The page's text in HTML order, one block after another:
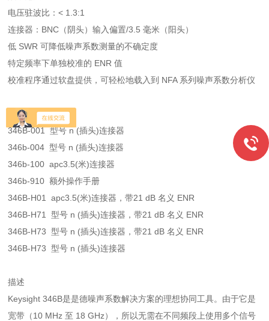
电压驻波比：< 1.3:1
连接器：BNC（阴头）输入偏置/3.5 毫米（阳头）
低 SWR 可降低噪声系数测量的不确定度
特定频率下单独校准的 ENR 值
校准程序通过软盘提供，可轻松地载入到 NFA 系列噪声系数分析仪
选件与附件
346B-001 型号 n (插头)连接器
346b-004 型号 n (插头)连接器
346b-100 apc3.5(米)连接器
346b-910 额外操作手册
346B-H01 apc3.5(米)连接器，带21 dB 名义 ENR
346B-H71 型号 n (插头)连接器，带21 dB 名义 ENR
346B-H73 型号 n (插头)连接器，带21 dB 名义 ENR
346B-H73 型号 n (插头)连接器
描述
Keysight 346B是是德噪声系数解决方案的理想协同工具。由于它是
宽带（10 MHz 至 18 GHz），所以无需在不同频段上使用多个信号